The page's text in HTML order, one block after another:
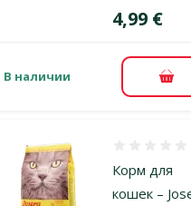
Цена
4,99 €
В наличии В
Корм для
кошек –